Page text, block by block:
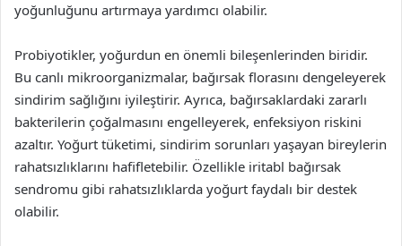
yoğunluğunu artırmaya yardımcı olabilir.
Probiyotikler, yoğurdun en önemli bileşenlerinden biridir.
Bu canlı mikroorganizmalar, bağırsak florasını dengeleyerek
sindirim sağlığını iyileştirir. Ayrıca, bağırsaklardaki zararlı
bakterilerin çoğalmasını engelleyerek, enfeksiyon riskini
azaltır. Yoğurt tüketimi, sindirim sorunları yaşayan bireylerin
rahatsızlıklarını hafifletebilir. Özellikle iritabl bağırsak
sendromu gibi rahatsızlıklarda yoğurt faydalı bir destek
olabilir.